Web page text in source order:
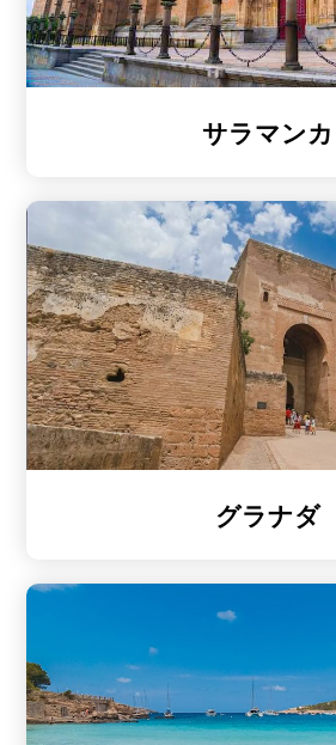
サラマンカ
グラナダ